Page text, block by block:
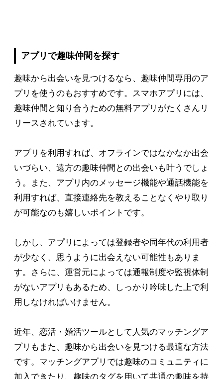
アプリで趣味仲間を探す
趣味から出会いを見つけるなら、趣味仲間専用のア
プリを使うのもおすすめです。スマホアプリには、
趣味仲間と知り合うための無料アプリがたくさんリ
リースされています。
アプリを利用すれば、オフラインではなかなか出会
いづらい、遠方の趣味仲間との出会いも叶うでしょ
う。また、アプリ内のメッセージ機能や通話機能を
利用すれば、直接連絡先を教えることなくやり取り
が可能なのも嬉しいポイントです。
しかし、アプリによっては登録者や同年代の利用者
が少なく、思うように出会えない可能性もありま
す。さらに、運営元によっては通報制度や監視体制
がないアプリもあるため、しっかり吟味した上で利
用しなければいけません。
近年、恋活・婚活ツールとして人気のマッチングア
プリもまた、趣味から出会いを見つける最適な方法
です。マッチングアプリでは趣味のコミュニティに
加入できたり、趣味のタグを用いて共通の趣味を持